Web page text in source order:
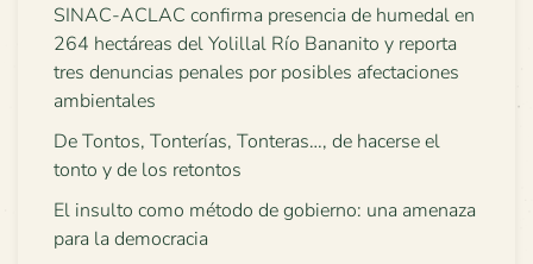
SINAC-ACLAC confirma presencia de humedal en
264 hectáreas del Yolillal Río Bananito y reporta
tres denuncias penales por posibles afectaciones
ambientales
De Tontos, Tonterías, Tonteras…, de hacerse el
tonto y de los retontos
El insulto como método de gobierno: una amenaza
para la democracia